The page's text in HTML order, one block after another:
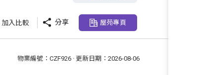
加入比較  分享 屋苑專頁
物業編號：CZF926 · 更新日期：2026-08-06